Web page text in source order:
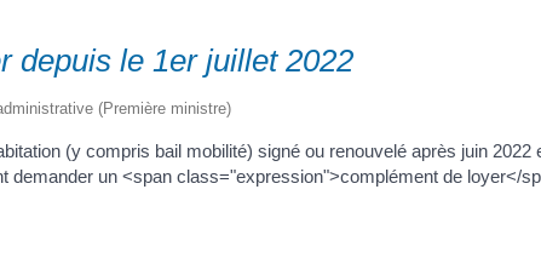
depuis le 1er juillet 2022
(Première ministre)
(y compris bail mobilité) signé ou renouvelé après juin
demander un <span class="expression">complément de loyer</